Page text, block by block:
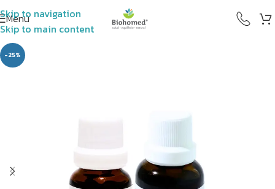
Skip to navigation
Skip to main content
Menú
-25%